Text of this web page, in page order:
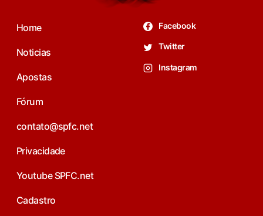
Home
Noticias
Apostas
Fórum
contato@spfc.net
Privacidade
Youtube SPFC.net
Cadastro
Facebook
Twitter
Instagram